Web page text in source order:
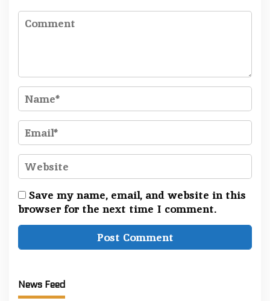
Save my name, email, and website in this
browser for the next time I comment.
News Feed